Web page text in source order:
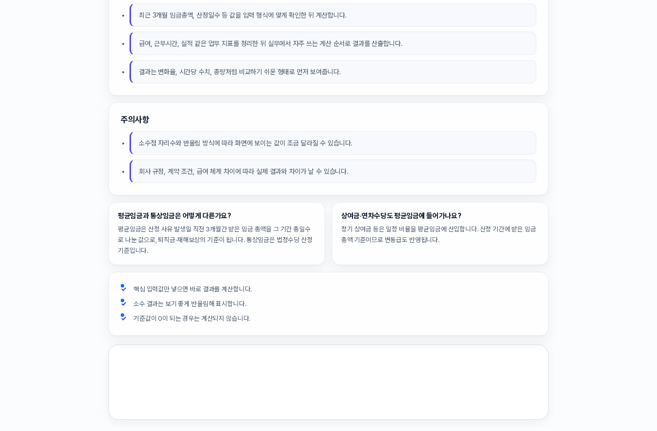
최근 3개월 임금총액, 산정일수 등 값을 입력 형식에 맞게 확인한 뒤 계산합니다.
급여, 근무시간, 실적 같은 업무 지표를 정리한 뒤 실무에서 자주 쓰는 계산 순서로 결과를 산출합니다.
결과는 변화율, 시간당 수치, 총량처럼 비교하기 쉬운 형태로 먼저 보여줍니다.
주의사항
소수점 자리수와 반올림 방식에 따라 화면에 보이는 값이 조금 달라질 수 있습니다.
회사 규정, 계약 조건, 급여 체계 차이에 따라 실제 결과와 차이가 날 수 있습니다.
평균임금과 통상임금은 어떻게 다른가요?
평균임금은 산정 사유 발생일 직전 3개월간 받은 임금 총액을 그 기간 총일수
로 나눈 값으로, 퇴직금·재해보상의 기준이 됩니다. 통상임금은 법정수당 산정
기준입니다.
상여금·연차수당도 평균임금에 들어가나요?
정기 상여금 등은 일정 비율을 평균임금에 산입합니다. 산정 기간에 받은 임금
총액 기준이므로 변동급도 반영됩니다.
핵심 입력값만 넣으면 바로 결과를 계산합니다.
소수 결과는 보기 좋게 반올림해 표시합니다.
기준값이 0이 되는 경우는 계산되지 않습니다.